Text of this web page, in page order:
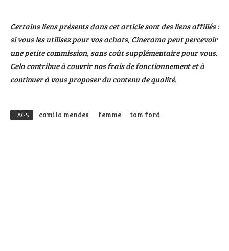
Certains liens présents dans cet article sont des liens affiliés :
si vous les utilisez pour vos achats, Cinerama peut percevoir
une petite commission, sans coût supplémentaire pour vous.
Cela contribue à couvrir nos frais de fonctionnement et à
continuer à vous proposer du contenu de qualité.
TAGS camila mendes femme tom ford